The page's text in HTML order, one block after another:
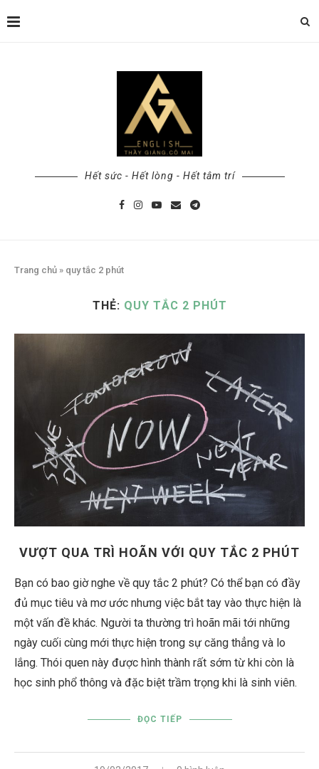
Hết sức - Hết lòng - Hết tâm trí
Trang chủ » quy tắc 2 phút
THẺ: QUY TẮC 2 PHÚT
VƯỢT QUA TRÌ HOÃN VỚI QUY TẮC 2 PHÚT
Bạn có bao giờ nghe về quy tắc 2 phút? Có thể bạn có đầy
đủ mục tiêu và mơ ước nhưng việc bắt tay vào thực hiện là
một vấn đề khác. Người ta thường trì hoãn mãi tới những
ngày cuối cùng mới thực hiện trong sự căng thẳng và lo
lắng. Thói quen này được hình thành rất sớm từ khi còn là
học sinh phổ thông và đặc biệt trầm trọng khi là sinh viên.
ĐỌC TIẾP